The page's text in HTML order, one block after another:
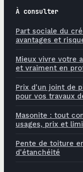
À consulter
Part sociale du
avantages et
Mieux vivre votre
et vraiment en
Prix d'un joint de
pour vos travaux
Masonite : tout
usages, prix et
Pente de toiture
d'étanchéité